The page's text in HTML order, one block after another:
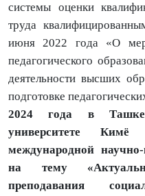
системы оценки
труда
июня 2022 года «О
педагогического
деятельности высших
подготовке
2024 года в
университете Кимё
международной
на тему
преподавания